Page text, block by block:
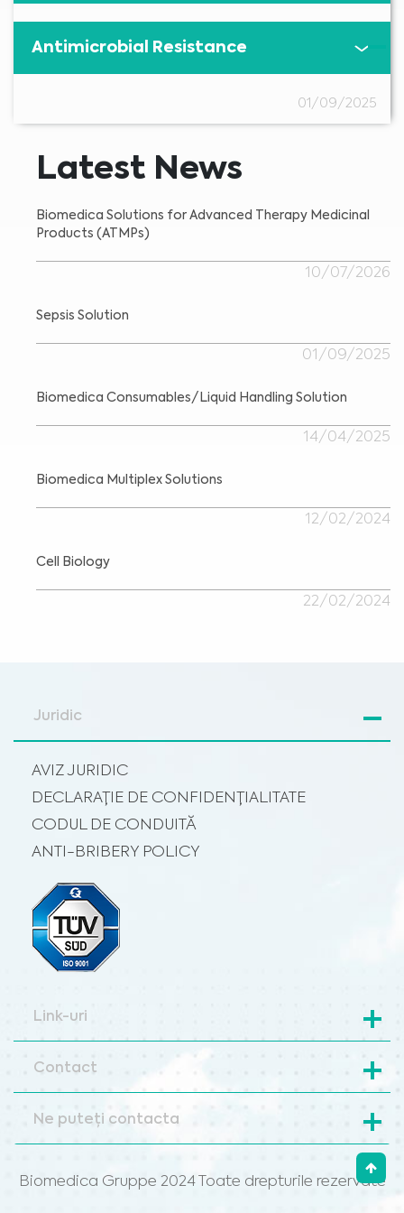
Antimicrobial Resistance
01/09/2025
Latest News
Biomedica Solutions for Advanced Therapy Medicinal
Products (ATMPs)
10/07/2026
Sepsis Solution
01/09/2025
Biomedica Consumables/Liquid Handling Solution
14/04/2025
Biomedica Multiplex Solutions
12/02/2024
Cell Biology
22/02/2024
Juridic
AVIZ JURIDIC
DECLARAȚIE DE CONFIDENȚIALITATE
CODUL DE CONDUITĂ
ANTI-BRIBERY POLICY
Link-uri
Contact
Ne puteți contacta
Biomedica Gruppe 2024 Toate drepturile rezervate